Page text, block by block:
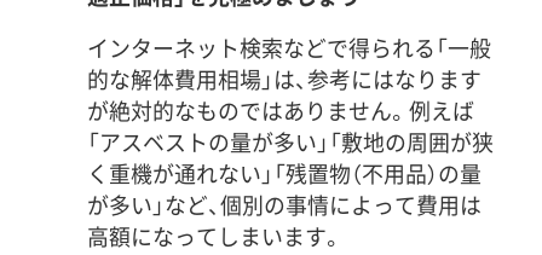
インターネット検索などで得られる「一般
的な解体費用相場」は、参考にはなります
が絶対的なものではありません。例えば
「アスベストの量が多い」「敷地の周囲が狭
く重機が通れない」「残置物（不用品）の量
が多い」など、個別の事情によって費用は
高額になってしまいます。